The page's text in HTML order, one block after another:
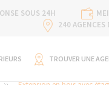
SOUS 24H
240 AGENCES
TROUVER UNE